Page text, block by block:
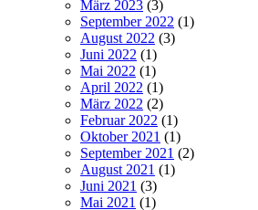
März 2023 (3)
September 2022 (1)
August 2022 (3)
Juni 2022 (1)
Mai 2022 (1)
April 2022 (1)
März 2022 (2)
Februar 2022 (1)
Oktober 2021 (1)
September 2021 (2)
August 2021 (1)
Juni 2021 (3)
Mai 2021 (1)